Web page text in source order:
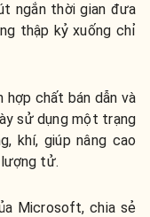
ngắn thời gian đưa
thập kỷ xuống chỉ
hợp chất bán dẫn và
sử dụng một trạng
khí, giúp nâng cao
tử.
Microsoft, chia sẻ